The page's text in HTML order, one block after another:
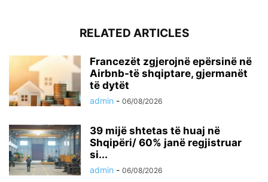
RELATED ARTICLES
Francezët zgjerojnë epërsinë në
Airbnb-të shqiptare, gjermanët
të dytët
admin - 06/08/2026
39 mijë shtetas të huaj në
Shqipëri/ 60% janë regjistruar
si...
admin - 06/08/2026